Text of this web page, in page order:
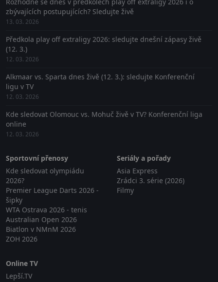
zbývajících postupujících? Sledujte živě
13. 03. 2026
Předkola play off extraligy 2026: sledujte dnešní zápasy živě
(12. 3.)
12. 03. 2026
Alkmaar vs. Sparta dnes živě (12. 3.): sledujte Konferenční
ligu v TV
12. 03. 2026
Kde sledovat Olomouc vs. Mohuč živě v TV? Konferenční liga
online
12. 03. 2026
Sportovní přenosy
Kde sledovat olympiádu
2026?
Premier League Darts 2026 -
šipky
WTA Ostrava 2026 - tenis
Australian Open 2026
Biatlon v NMnM 2026
ZOH 2026
Seriály a pořady
Asia Express
Zrádci 3. série (2026)
Filmy
Online TV
Lepší.TV